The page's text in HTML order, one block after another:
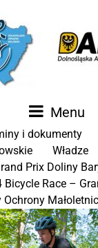
Menu
i dokumenty
Władze
Prix Doliny
Bicycle Race –